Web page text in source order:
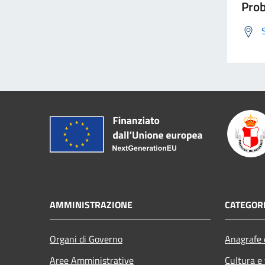
AMMINISTRAZIONE
Organi di Governo
Aree Amministrative
Cultura